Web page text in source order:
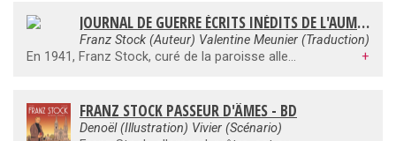
JOURNAL DE GUERRE ÉCRITS INÉDITS DE L'AUMÔNIER DU MONT VALÉRIEN
Franz Stock (Auteur) Valentine Meunier (Traduction)
En 1941, Franz Stock, curé de la paroisse allemande à Paris, accepte de l'Occupant la mission de visiter les prisons françaises du Cherche-Midi, de Fresnes et de La Santé, à la condition de ne pas porter l'uniforme de la Wehrmacht. Un an plus tard, c'est lui qui accompagne au Mont Valérien, jusqu'aux poteaux d'exécution, les condamnés à mort, résistants ou otages, juifs, chrétiens, communistes... Voici son Journal publié ici pour la première fois. D'une valeur inestimable, le document se divise en trois parties : le « Journal des fusillés », avec les notes sur les prisonniers qu'il accompagne vers la mort, prises de 1942 à 1944 ; son « Journal de Cherbourg », tenu alors qu'il était prisonnier des Américains de 1944 à 1945 ; et enfin « Un séminaire derrière les barbelés », écrit en 1947, où il retrace l'histoire des débuts de ce Séminaire devenu un lieu de mémoire de la Réconciliation franco-allemande. Cette archive inédite, enfin exhumée, révèle la force et le courage des condamnés à mort. Franz Stock note leur comportement, leurs dernières phrases, la façon avec laquelle ils abordent la mort. Un livre capital pour comprendre l'histoire du XXe siècle.
+
FRANZ STOCK PASSEUR D'ÂMES - BD
Denoël (Illustration) Vivier (Scénario)